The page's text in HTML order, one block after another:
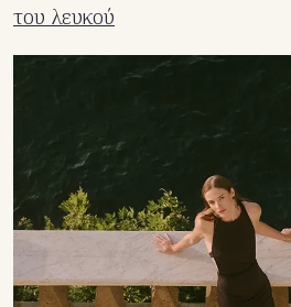
του λευκού